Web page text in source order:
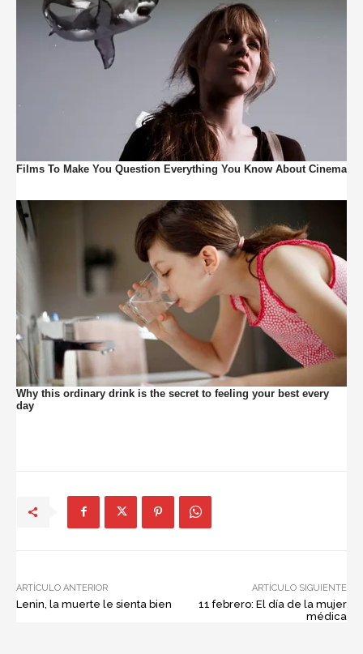
ARTÍCULO ANTERIOR
Lenin, la muerte le sienta bien
ARTÍCULO SIGUIENTE
11 febrero: El día de la mujer
médica